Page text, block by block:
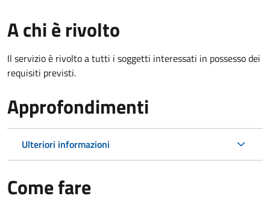
A chi è rivolto
Il servizio è rivolto a tutti i soggetti interessati in possesso dei
requisiti previsti.
Approfondimenti
Ulteriori informazioni
Come fare